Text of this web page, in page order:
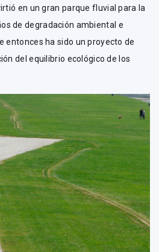
en un gran parque fluvial para la
de degradación ambiental e
entonces ha sido un proyecto de
del equilibrio ecológico de los